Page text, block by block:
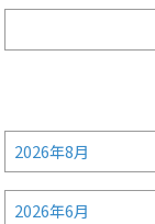
2026年8月
2026年6月